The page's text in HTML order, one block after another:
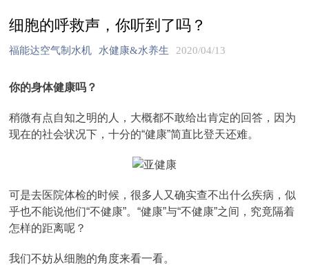
细胞的呼救声，你听到了吗？
福能达空气制水机 水健康&水养生 2020/04/13
你的身体健康吗？
稍微有点自知之明的人，大概都不敢给出肯定的回答，因为
现在的社会状况下，十分的“健康”简直比登天还难。
可是去医院体检的时候，很多人又确实查不出什么疾病，似
乎也不能说他们“不健康”。“健康”与“不健康”之间，究竟隔着
怎样的距离呢？
我们不妨从细胞的角度来看一看。